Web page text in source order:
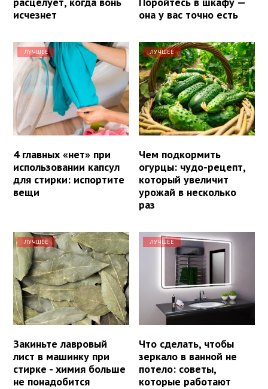
исчезнет
она у вас точно есть
ЛУЧШЕЕ
4 главных «нет» при
использовании капсул
для стирки: испортите
вещи
ЛУЧШЕЕ
Чем подкормить
огурцы: чудо-рецепт,
который увеличит
урожай в несколько
раз
ЛУЧШЕЕ
Закиньте лавровый
лист в машинку при
стирке - химия больше
не понадобится
ЛУЧШЕЕ
Что сделать, чтобы
зеркало в ванной не
потело: советы,
которые работают